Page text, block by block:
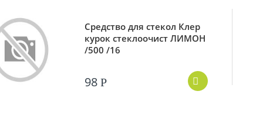
Средство для стекол Клер
курок стеклоочист ЛИМОН
/500 /16
98Р